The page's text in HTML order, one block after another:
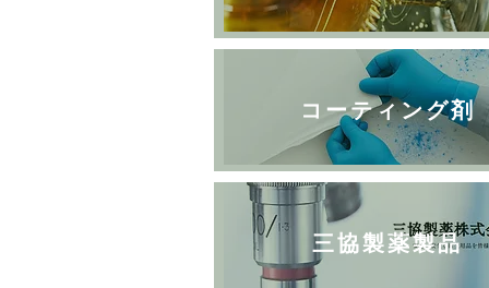
コーティング剤
三協製薬製品